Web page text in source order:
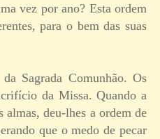
vez por ano? Esta ordem
para o bem das suas
Sagrada Comunhão. Os
da Missa. Quando a
almas, deu-lhes a ordem de
que o medo de pecar